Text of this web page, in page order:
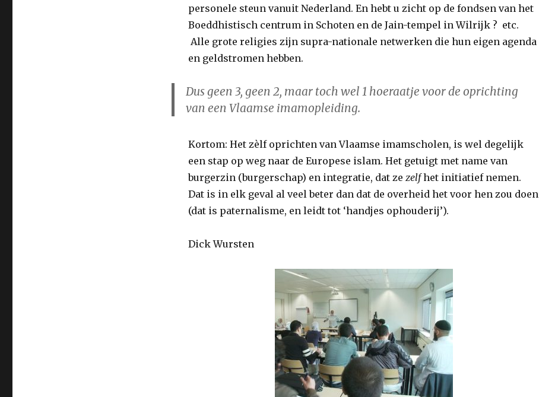
personele steun vanuit Nederland. En hebt u zicht op de fondsen van het
Boeddhistisch centrum in Schoten en de Jain-tempel in Wilrijk ? etc.
Alle grote religies zijn supra-nationale netwerken die hun eigen agenda
en geldstromen hebben.
Dus geen 3, geen 2, maar toch wel 1 hoeraatje voor de oprichting
van een Vlaamse imamopleiding.
Kortom: Het zèlf oprichten van Vlaamse imamscholen, is wel degelijk
een stap op weg naar de Europese islam. Het getuigt met name van
burgerzin (burgerschap) en integratie, dat ze zelfhet initiatief nemen.
Dat is in elk geval al veel beter dan dat de overheid het voor hen zou doen
(dat is paternalisme, en leidt tot ‘handjes ophouderij’).
Dick Wursten